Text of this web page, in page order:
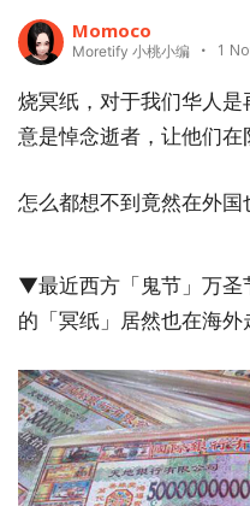
Momoco
Moretify 小桃小编 1
烧冥纸，对于我们华人
意是悼念逝者，让他们在
怎么都想不到竟然在外国
▼最近西方「鬼节」万圣
的「冥纸」居然也在海外